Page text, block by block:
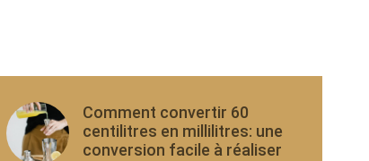
Comment convertir 60
centilitres en millilitres: une
conversion facile à réaliser